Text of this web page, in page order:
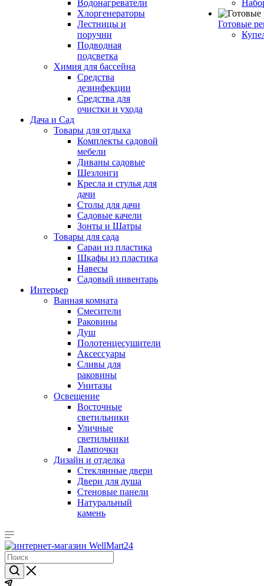
Водонагреватели
Хлоргенераторы
Лестницы и
поручни
Подводная
подсветка
Химия для бассейна
Средства
дезинфекции
Средства для
очистки и ухода
Дача и Сад
Товары для отдыха
Комплекты садовой
мебели
Диваны садовые
Шезлонги
Кресла и стулья для
дачи
Столы для дачи
Садовые качели
Зонты и Шатры
Товары для сада
Сараи из пластика
Шкафы из пластика
Навесы
Садовый инвентарь
Интерьер
Ванная комната
Смесители
Раковины
Душ
Полотенцесушители
Аксессуары
Сливы для
раковины
Унитазы
Освещение
Восточные
светильники
Уличные
светильники
Лампочки
Дизайн и отделка
Стеклянные двери
Двери для душа
Стеновые панели
Натуральный
камень
Готовые